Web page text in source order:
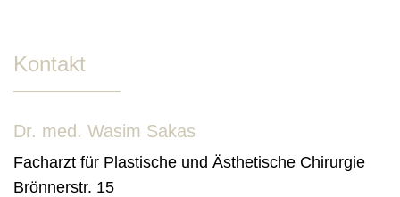
Kontakt
Dr. med. Wasim Sakas
Facharzt für Plastische und Ästhetische Chirurgie
Brönnerstr. 15